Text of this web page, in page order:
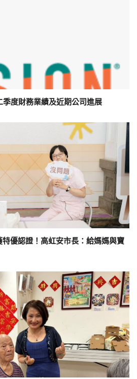
度財務業績及近期公司進展
優認證！高虹安市長：給媽媽與寶